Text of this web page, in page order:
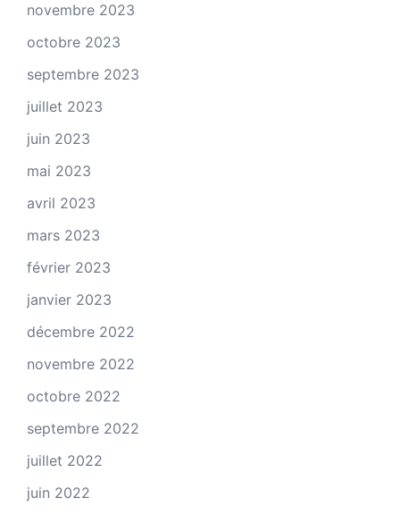
novembre 2023
octobre 2023
septembre 2023
juillet 2023
juin 2023
mai 2023
avril 2023
mars 2023
février 2023
janvier 2023
décembre 2022
novembre 2022
octobre 2022
septembre 2022
juillet 2022
juin 2022